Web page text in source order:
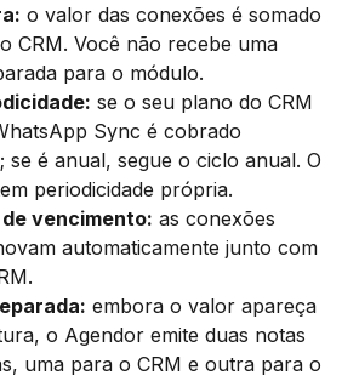
o valor das conexões é somado
CRM. Você não recebe uma
para o módulo.
se o seu plano do CRM
Sync é cobrado
se é anual, segue o ciclo anual. O
periodicidade própria.
vencimento: as conexões
automaticamente junto com
embora o valor apareça
o Agendor emite duas notas
uma para o CRM e outra para o